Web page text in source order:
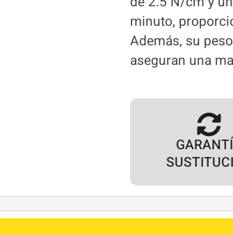
minuto,
Además, su
aseguran una